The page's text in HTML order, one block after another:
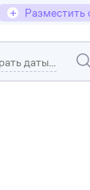
+ Разместить